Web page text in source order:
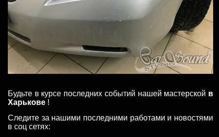
Будьте в курсе последних событий нашей мастерской в
Харькове !
Следите за нашими последними работами и новостями
в соц сетях: